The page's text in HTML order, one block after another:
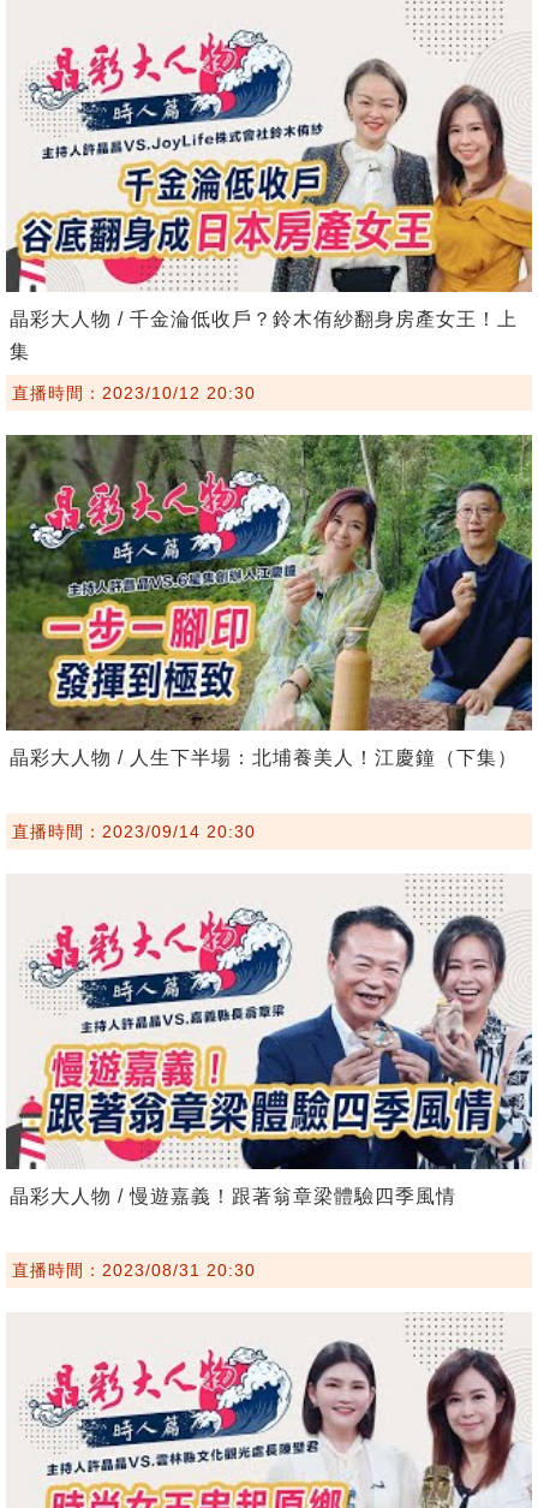
晶彩大人物 / 千金淪低收戶？鈴木侑紗翻身房產女王！上
集
直播時間：2023/10/12 20:30
晶彩大人物 / 人生下半場：北埔養美人！江慶鐘（下集）
直播時間：2023/09/14 20:30
晶彩大人物 / 慢遊嘉義！跟著翁章梁體驗四季風情
直播時間：2023/08/31 20:30